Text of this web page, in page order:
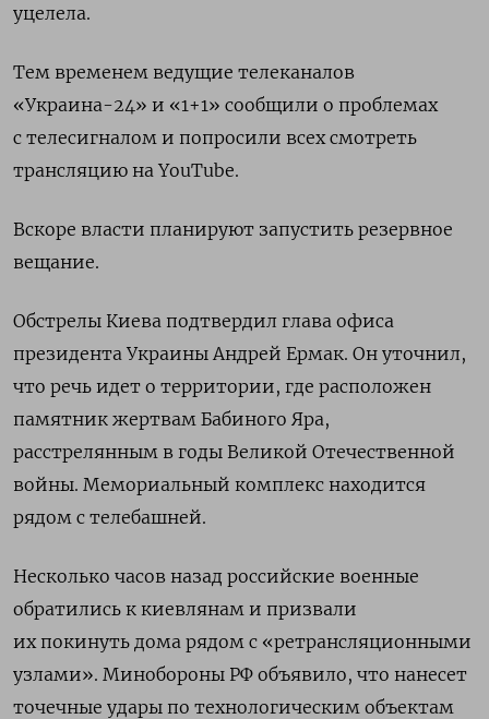
уцелела.
Тем временем ведущие телеканалов
«Украина-24» и «1+1» сообщили о проблемах
с телесигналом и попросили всех смотреть
трансляцию на YouTube.
Вскоре власти планируют запустить резервное
вещание.
Обстрелы Киева подтвердил глава офиса
президента Украины Андрей Ермак. Он уточнил,
что речь идет о территории, где расположен
памятник жертвам Бабиного Яра,
расстрелянным в годы Великой Отечественной
войны. Мемориальный комплекс находится
рядом с телебашней.
Несколько часов назад российские военные
обратились к киевлянам и призвали
их покинуть дома рядом с «ретрансляционными
узлами». Минобороны РФ объявило, что нанесет
точечные удары по технологическим объектам